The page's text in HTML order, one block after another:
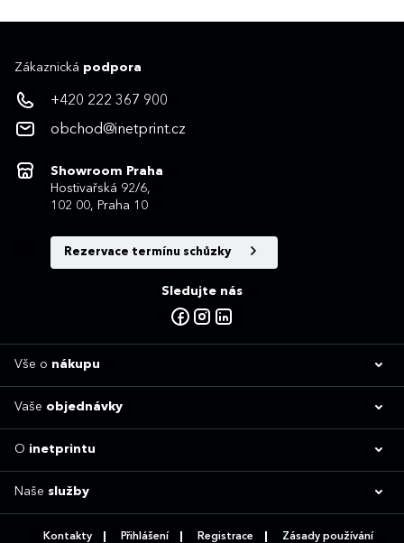
Zákaznická podpora
+420 222 367 900
obchod@inetprint.cz
Showroom Praha
Hostivařská 92/6,
102 00, Praha 10
Rezervace termínu schůzky
Sledujte nás
Vše o nákupu
Vaše objednávky
O inetprintu
Naše služby
Kontakty Přihlášení Registrace Zásady používání